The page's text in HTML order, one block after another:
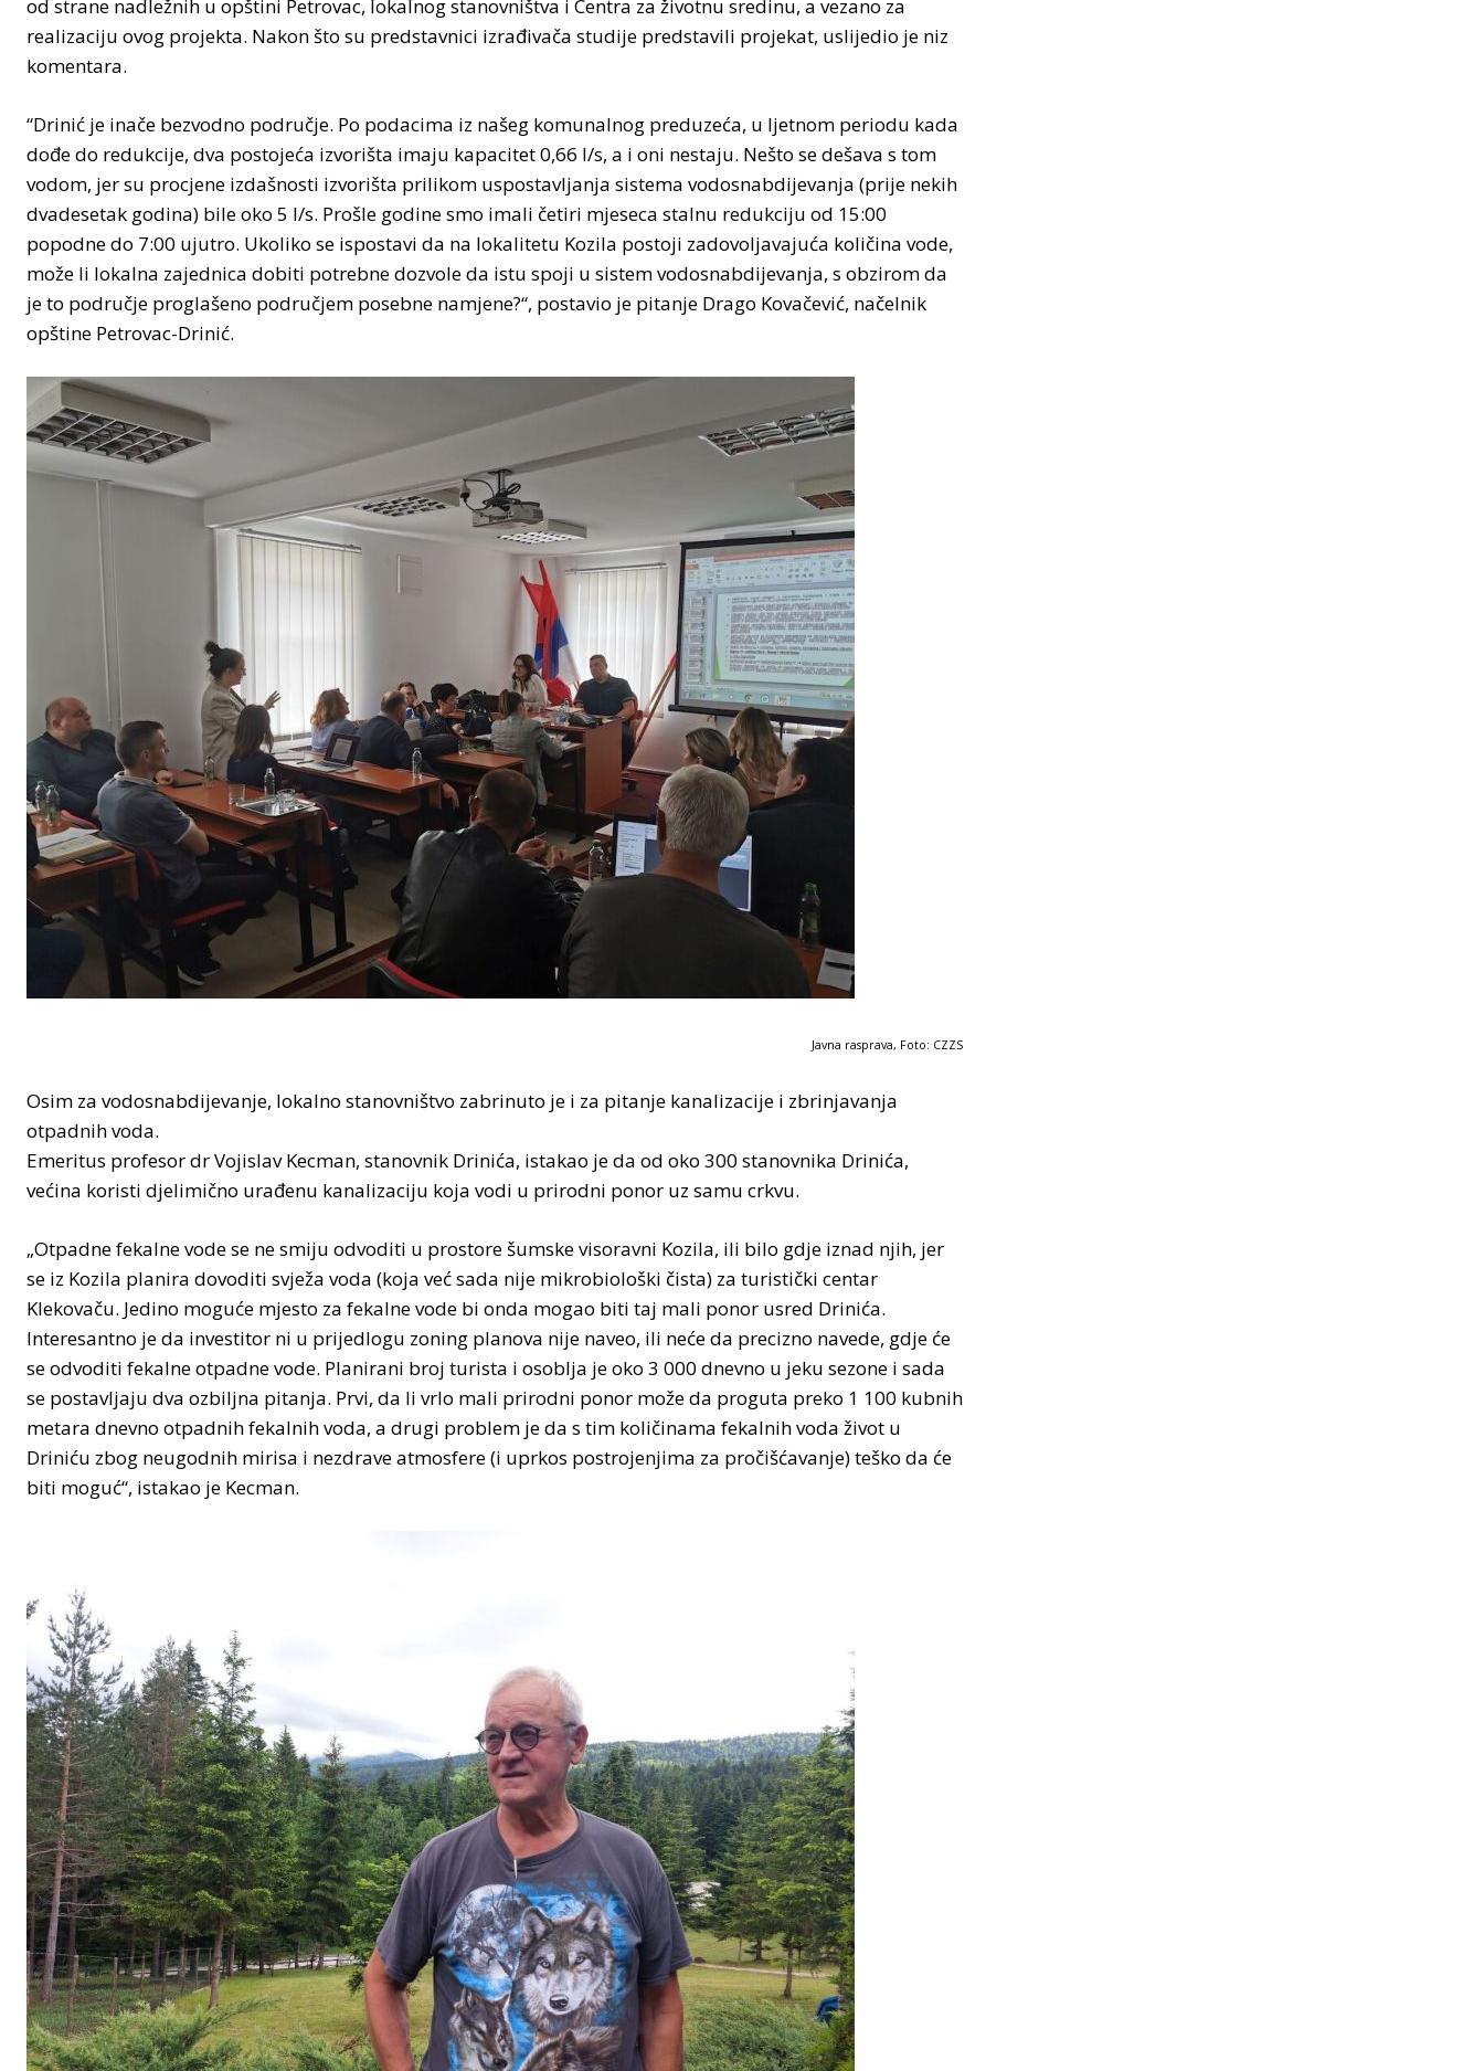
od strane nadležnih u opštini Petrovac, lokalnog stanovništva i Centra za životnu sredinu, a vezano za
realizaciju ovog projekta. Nakon što su predstavnici izrađivača studije predstavili projekat, uslijedio je niz
komentara.
“Drinić je inače bezvodno područje. Po podacima iz našeg komunalnog preduzeća, u ljetnom periodu kada
dođe do redukcije, dva postojeća izvorišta imaju kapacitet 0,66 l/s, a i oni nestaju. Nešto se dešava s tom
vodom, jer su procjene izdašnosti izvorišta prilikom uspostavljanja sistema vodosnabdijevanja (prije nekih
dvadesetak godina) bile oko 5 l/s. Prošle godine smo imali četiri mjeseca stalnu redukciju od 15:00
popodne do 7:00 ujutro. Ukoliko se ispostavi da na lokalitetu Kozila postoji zadovoljavajuća količina vode,
može li lokalna zajednica dobiti potrebne dozvole da istu spoji u sistem vodosnabdijevanja, s obzirom da
je to područje proglašeno područjem posebne namjene?“, postavio je pitanje Drago Kovačević, načelnik
opštine Petrovac-Drinić.
Javna rasprava, Foto: CZZS
Osim za vodosnabdijevanje, lokalno stanovništvo zabrinuto je i za pitanje kanalizacije i zbrinjavanja
otpadnih voda.
Emeritus profesor dr Vojislav Kecman, stanovnik Drinića, istakao je da od oko 300 stanovnika Drinića,
većina koristi djelimično urađenu kanalizaciju koja vodi u prirodni ponor uz samu crkvu.
„Otpadne fekalne vode se ne smiju odvoditi u prostore šumske visoravni Kozila, ili bilo gdje iznad njih, jer
se iz Kozila planira dovoditi svježa voda (koja već sada nije mikrobiološki čista) za turistički centar
Klekovaču. Jedino moguće mjesto za fekalne vode bi onda mogao biti taj mali ponor usred Drinića.
Interesantno je da investitor ni u prijedlogu zoning planova nije naveo, ili neće da precizno navede, gdje će
se odvoditi fekalne otpadne vode. Planirani broj turista i osoblja je oko 3 000 dnevno u jeku sezone i sada
se postavljaju dva ozbiljna pitanja. Prvi, da li vrlo mali prirodni ponor može da proguta preko 1 100 kubnih
metara dnevno otpadnih fekalnih voda, a drugi problem je da s tim količinama fekalnih voda život u
Driniću zbog neugodnih mirisa i nezdrave atmosfere (i uprkos postrojenjima za pročišćavanje) teško da će
biti moguć“, istakao je Kecman.